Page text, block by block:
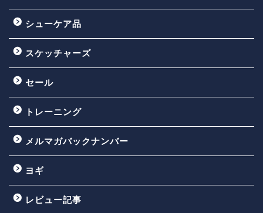
シューケア品
スケッチャーズ
セール
トレーニング
メルマガバックナンバー
ヨギ
レビュー記事